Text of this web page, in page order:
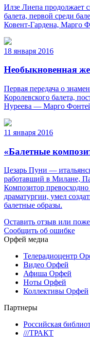
Илзе Лиепа продолжает
балета, первой среди
Ковент-Гардена, Марго
18 января 2016
Необыкновенная
Первая передача о
Королевского балета,
Нуреева — Марго
11 января 2016
«Балетные
Цезарь Пуни —
работавший в Милане,
Композитор
драматургии, умел
балетные образы.
Оставить отзыв или
Сообщить об ошибке
Орфей медиа
Телерадиоцентр
Видео Орфей
Афиша Орфей
Ноты Орфей
Коллективы Орфей
Партнеры
Российская
///ТРАКТ